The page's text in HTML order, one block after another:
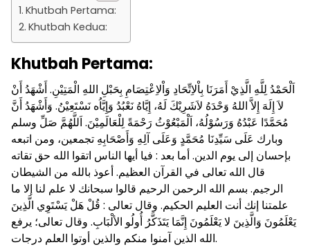
Khutbah Pertama:
Khutbah Kedua:
Khutbah Pertama:
اَلْحَمْدُ لِلَّهِ الَّذِيْ أَمَرَنَا بِاْلاِتِّحَادِ وَاْلاِعْتِصَامِ بِحَبْلِ اللهِ الْمَتِيْنِ. أَشْهَدُ أَنْ
لاَ إِلَهَ إِلاَّ اللهُ وَحْدَهُ لاَشَرِيْكَ لَهُ، إِيَّاهُ نَعْبُدُ وَإِيَّاُه نَسْتَعِيْنُ. وَأَشْهَدُ أَنَّ
مُحَمَّدًا عَبْدُهُ وَرَسُوْلُهُ، اَلْمَبْعُوْثُ رَحْمَةً لِلْعَالَمِيْنَ. اَللَّهُمَّ صَلِّ وسلم
وبارك عَلَى سَيِّدِنَا مُحَمَّدٍ وَعَلَى آلِهِ وَأَصْحَابِهِ تجمعين، ومن اتبعه
بإحسان إلى يوم الدين. أما بعد : فيا أيها الناس اتقوا الله حق تقاته
قال الله تعالى في القرآن العظيم. أعوذ بالله من الشيطان
الرجيم. بسم الله الرحمن الرحيم قالوا سبحانك لا علم لنا إلا ما
علمتنا إنك أنت العليم الحكيم. وقال تعالى : قُلْ هَلْ يَسْتَوِي الَّذِينَ
يَعْلَمُونَ وَالَّذِينَ لا يَعْلَمُونَ إِنَّمَا يَتَذَكَّرُ أُولُو الألْبَابِ. وقال تعالى؛ يرفع
الله الذين آمنوا منكم والذين أوتوا العلم درجات.